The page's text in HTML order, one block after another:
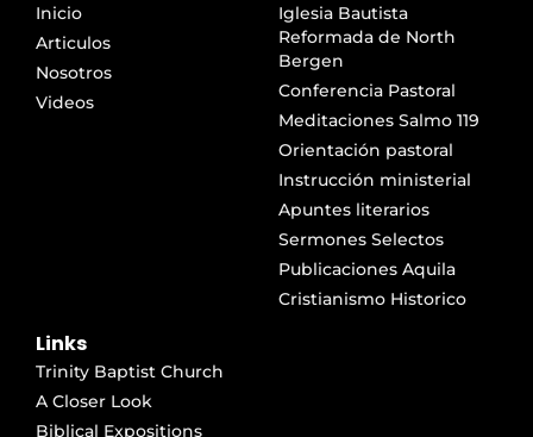
Inicio
Articulos
Nosotros
Videos
Iglesia Bautista
Reformada de North
Bergen
Conferencia Pastoral
Meditaciones Salmo 119
Orientación pastoral
Instrucción ministerial
Apuntes literarios
Sermones Selectos
Publicaciones Aquila
Cristianismo Historico
Links
Trinity Baptist Church
A Closer Look
Biblical Expositions